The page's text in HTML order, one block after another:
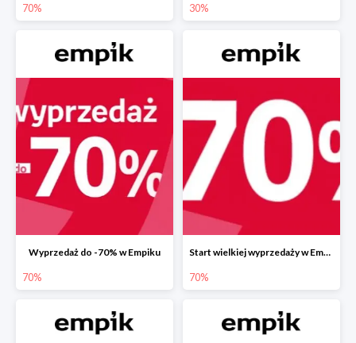
70% 30%
Wyprzedaż do -70% w Empiku
70%
Start wielkiej wyprzedaży w Empiku do -70%
70%